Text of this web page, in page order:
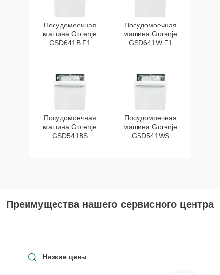
Посудомоечная
машина Gorenje
GSD641B F1
Посудомоечная
машина Gorenje
GSD641W F1
Посудомоечная
машина Gorenje
GSD541BS
Посудомоечная
машина Gorenje
GSD541WS
Преимущества нашего сервисного центра
Низкие цены